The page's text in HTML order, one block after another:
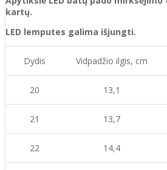
kartų.
LED lemputes galima išjungti.
Dydis Vidpadžio ilgis, cm
20 13,1
21 13,7
22 14,4